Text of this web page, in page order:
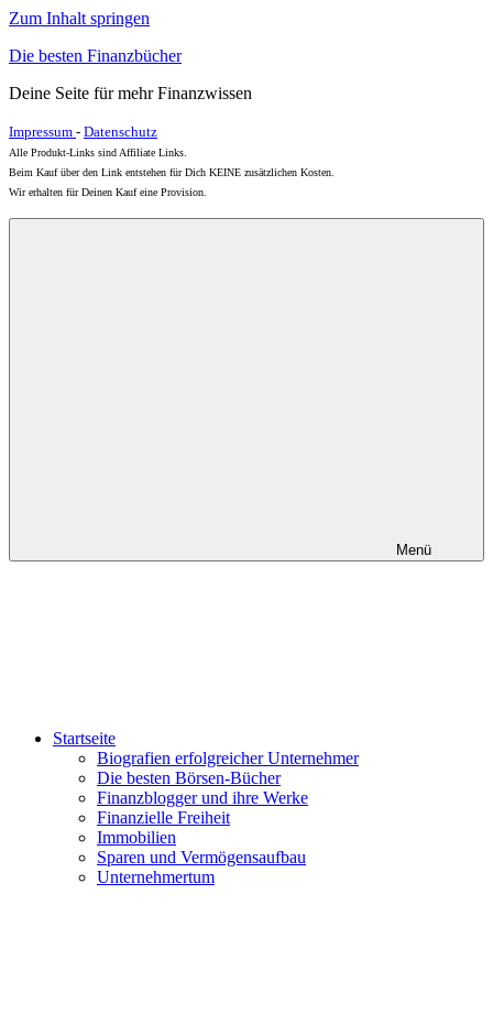
Zum Inhalt springen
Die besten Finanzbücher
Deine Seite für mehr Finanzwissen
Impressum - Datenschutz
Alle Produkt-Links sind Affiliate Links.
Beim Kauf über den Link entstehen für Dich KEINE zusätzlichen Kosten.
Wir erhalten für Deinen Kauf eine Provision.
Menü
Startseite
Biografien erfolgreicher Unternehmer
Die besten Börsen-Bücher
Finanzblogger und ihre Werke
Finanzielle Freiheit
Immobilien
Sparen und Vermögensaufbau
Unternehmertum